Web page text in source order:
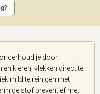
je door
kieren, vlekken direct te
mild te reinigen met
de stof preventief met